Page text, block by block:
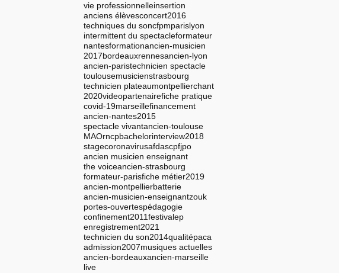
vie professionnelleinsertion
anciens élèvesconcert2016
techniques du soncfpmparislyon
intermittent du spectacleformateur
nantesformationancien-musicien
2017bordeauxrennesancien-lyon
ancien-paristechnicien spectacle
toulousemusicienstrasbourg
technicien plateaumontpellierchant
2020videopartenairefiche pratique
covid-19marseillefinancement
ancien-nantes2015
spectacle vivantancien-toulouse
MAOrncpbachelorinterview2018
stagecoronavirusafdascpfjpo
ancien musicien enseignant
the voiceancien-strasbourg
formateur-parisfiche métier2019
ancien-montpellierbatterie
ancien-musicien-enseignantzouk
portes-ouvertespédagogie
confinement2011festivalep
enregistrement2021
technicien du son2014qualitépaca
admission2007musiques actuelles
ancien-bordeauxancien-marseille
live